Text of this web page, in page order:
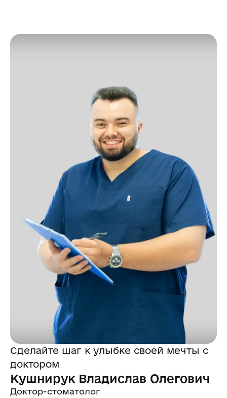
3
Сделайте шаг к улыбке своей мечты с
доктором
Кушнирук Владислав Олегович
Доктор-стоматолог